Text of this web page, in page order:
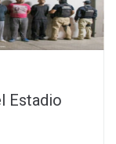
Estadio